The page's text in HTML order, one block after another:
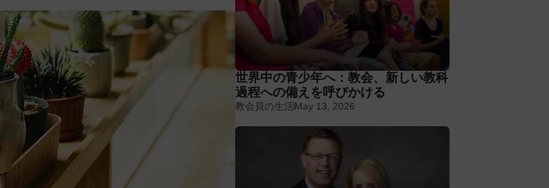
世界中の青少年へ：教会、新しい教科
過程への備えを呼びかける
教会員の生活May 13, 2026